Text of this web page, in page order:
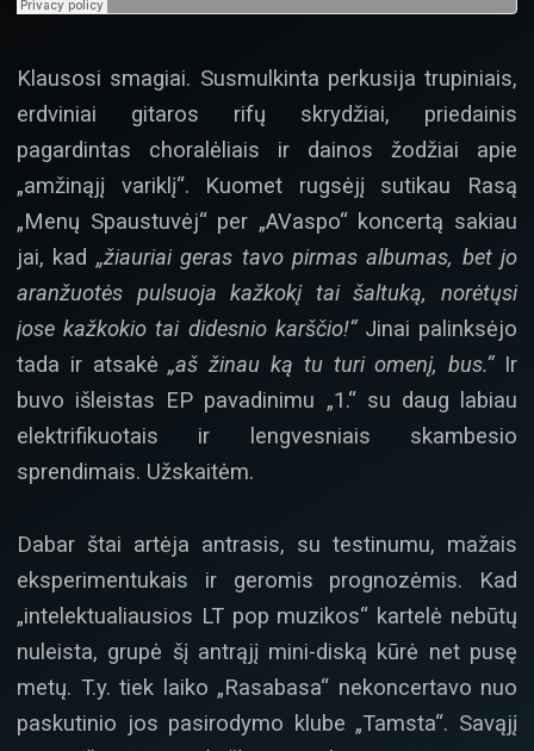
Klausosi smagiai. Susmulkinta perkusija trupiniais,
erdviniai gitaros rifų skrydžiai, priedainis
pagardintas choralėliais ir dainos žodžiai apie
„amžinąjį variklį“. Kuomet rugsėjį sutikau Rasą
„Menų Spaustuvėj“ per „AVaspo“ koncertą sakiau
jai, kad „žiauriai geras tavo pirmas albumas, bet jo
aranžuotės pulsuoja kažkokį tai šaltuką, norėtųsi
jose kažkokio tai didesnio karščio!“Jinai palinksėjo
tada ir atsakė„aš žinau ką tu turi omenį, bus.“Ir
buvo išleistas EP pavadinimu „1.“ su daug labiau
elektrifikuotais ir lengvesniais skambesio
sprendimais. Užskaitėm.
Dabar štai artėja antrasis, su testinumu, mažais
eksperimentukais ir geromis prognozėmis. Kad
„intelektualiausios LT pop muzikos“ kartelė nebūtų
nuleista, grupė šį antrąjį mini-diską kūrė net pusę
metų. T.y. tiek laiko „Rasabasa“ nekoncertavo nuo
paskutinio jos pasirodymo klube „Tamsta“. Savąjį